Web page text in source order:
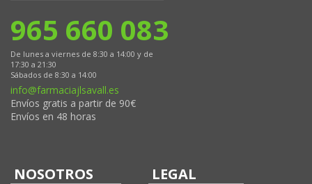
965 660 083
De lunes a viernes de 8:30 a 14:00 y de
17:30 a 21:30
Sábados de 8:30 a 14:00
info@farmaciajlsavall.es
Envíos gratis a partir de 90€
Envíos en 48 horas
NOSOTROS LEGAL